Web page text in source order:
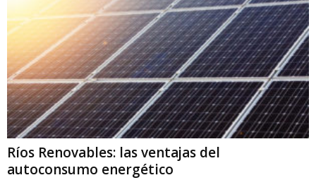
Ríos Renovables: las ventajas del
autoconsumo energético